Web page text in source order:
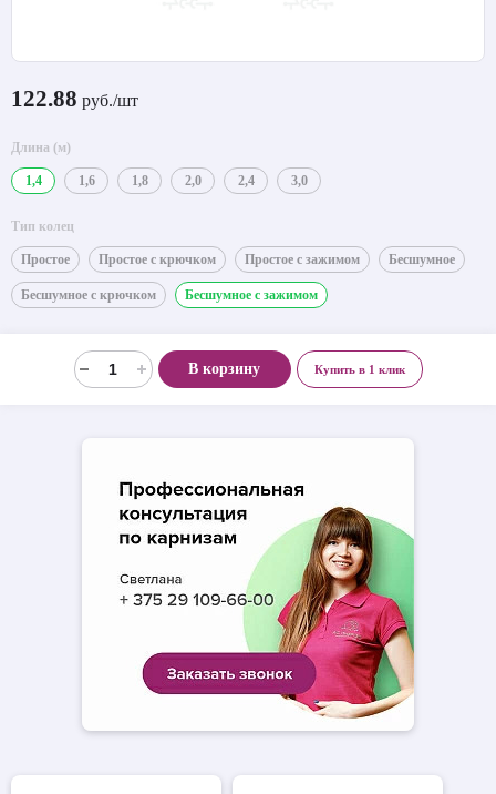
122.88 руб./шт
Длина (м)
1,4 1,6 1,8 2,0 2,4 3,0
Тип колец
Простое Простое с крючком Простое с зажимом Бесшумное
Бесшумное с крючком Бесшумное с зажимом
В корзину Купить в 1 клик